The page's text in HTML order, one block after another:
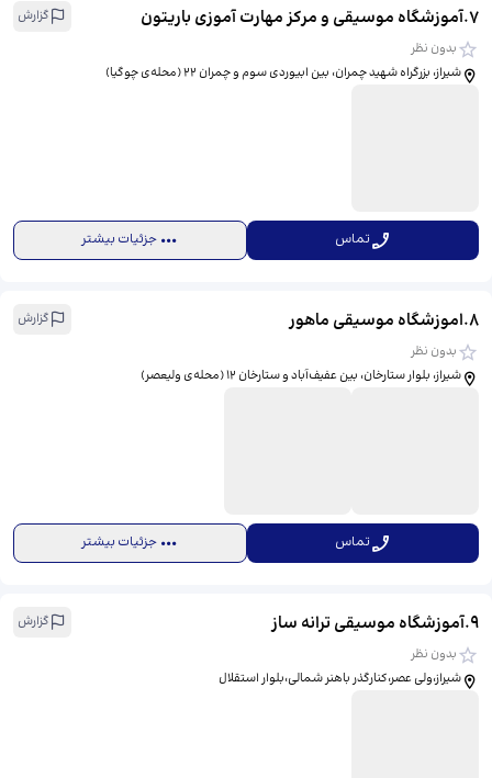
7
.آموزشگاه موسیقی و مرکز مهارت آموزی باریتون
گزارش
بدون نظر
شیراز، بزرگراه شهید چمران، بین ابیوردی سوم و چمران 22 (محله‌ی چوگیا)
تماس جزئیات بیشتر
8
.اموزشگاه موسیقی ماهور
گزارش
بدون نظر
شیراز، بلوار ستارخان، بین عفیف‌آباد و ستارخان 12 (محله‌ی ولیعصر)
تماس جزئیات بیشتر
9
.آموزشگاه موسیقی ترانه ساز
گزارش
بدون نظر
شیراز،ولی عصر،کنارگذر باهنر شمالی،بلوار استقلال